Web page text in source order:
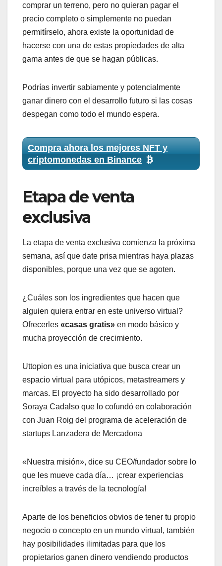
comprar un terreno, pero no quieran pagar el
precio completo o simplemente no puedan
permitírselo, ahora existe la oportunidad de
hacerse con una de estas propiedades de alta
gama antes de que se hagan públicas.
Podrías invertir sabiamente y potencialmente
ganar dinero con el desarrollo futuro si las cosas
despegan como todo el mundo espera.
Compra ahora los mejores NFT y
criptomonedas en Binance
Etapa de venta
exclusiva
La etapa de venta exclusiva comienza la próxima
semana, así que date prisa mientras haya plazas
disponibles, porque una vez que se agoten.
¿Cuáles son los ingredientes que hacen que
alguien quiera entrar en este universo virtual?
Ofrecerles «casas gratis» en modo básico y
mucha proyección de crecimiento.
Uttopion es una iniciativa que busca crear un
espacio virtual para utópicos, metastreamers y
marcas. El proyecto ha sido desarrollado por
Soraya Cadalso que lo cofundó en colaboración
con Juan Roig del programa de aceleración de
startups Lanzadera de Mercadona
«Nuestra misión», dice su CEO/fundador sobre lo
que les mueve cada día… ¡crear experiencias
increíbles a través de la tecnología!
Aparte de los beneficios obvios de tener tu propio
negocio o concepto en un mundo virtual, también
hay posibilidades ilimitadas para que los
propietarios ganen dinero vendiendo productos